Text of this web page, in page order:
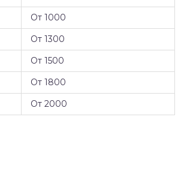
От 1000
От 1300
От 1500
От 1800
От 2000